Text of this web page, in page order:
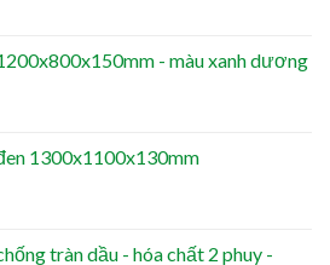
- màu xanh dương
1300x1100x130mm
tràn dầu - hóa chất 2 phuy -